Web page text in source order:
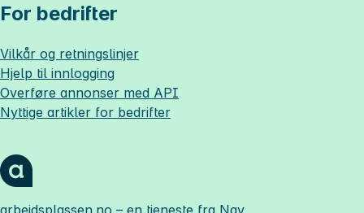
For bedrifter
Vilkår og retningslinjer
Hjelp til innlogging
Overføre annonser med API
Nyttige artikler for bedrifter